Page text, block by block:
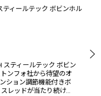
ティールテック ボビンホル
スティールテック ボビン
ンフォ社から待望のオ
ション調節機能付きボ
レッドが当たり続け…